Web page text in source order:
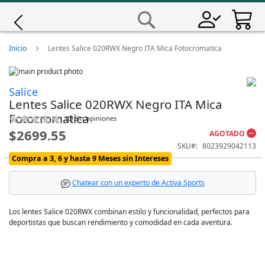
Saltar
Contenido
Inicio Lentes Salice 020RWX Negro ITA Mica Fotocromatica
Skip
the
end
of
the
images
to
the
beginning
of
the
gallery
Salice
Lentes Salice 020RWX Negro ITA Mica
Fotocromatica
Calificación:
(0)Sin opiniones
$2699.55
AGOTADO
SKU
8023929042113
Compra a 3, 6 y hasta 9 Meses sin Intereses
Chatear con un experto de Activa Sports
Los lentes Salice 020RWX combinan estilo y funcionalidad, perfectos para
deportistas que buscan rendimiento y comodidad en cada aventura.
Giro
Iscali
Magene
MET
Wahoo